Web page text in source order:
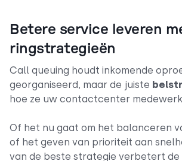
Betere service leveren
ringstrategieën
Call queuing houdt inkomende
georganiseerd, maar de juiste
hoe ze uw contactcenter
Of het nu gaat om het balanceren
of het geven van prioriteit aan
van de beste strategie verbetert